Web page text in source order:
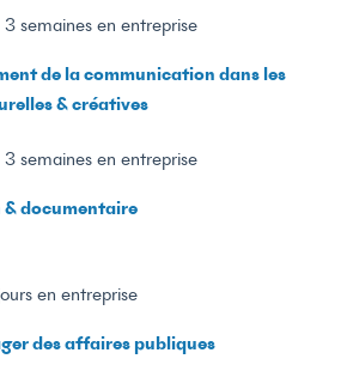
3 semaines en entreprise
de la communication dans les
& créatives
3 semaines en entreprise
documentaire
en entreprise
des affaires publiques